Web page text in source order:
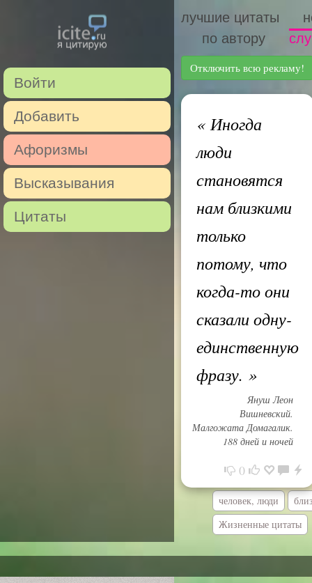
Войти
Добавить
Афоризмы
Высказывания
Цитаты
лучшие цитаты
по автору
Отключить всю рекламу!
«Иногда
люди
становятся
нам близкими
только
потому, что
когда-то они
сказали одну-
единственную
фразу. »
Януш Леон
Вишневский.
Малгожата Домагалик.
188 дней и ночей
0
человек, люди
Жизненные цитаты